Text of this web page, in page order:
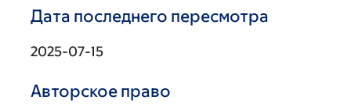
Дата последнего пересмотра
2025-07-15
Авторское право